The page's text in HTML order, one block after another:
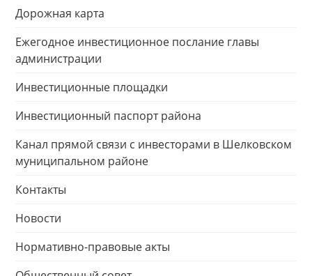
Дорожная карта
Ежегодное инвестиционное послание главы
администрации
Инвестиционные площадки
Инвестиционный паспорт района
Канал прямой связи с инвесторами в Шелковском
муниципальном районе
Контакты
Новости
Нормативно-правовые акты